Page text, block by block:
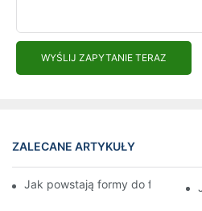
WYŚLIJ ZAPYTANIE TERAZ
ZALECANE ARTYKUŁY
Jak powstają formy do